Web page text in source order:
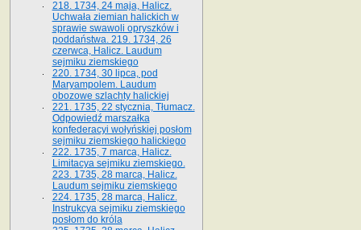
218. 1734, 24 maja, Halicz.
Uchwała ziemian halickich w
sprawie swawoli opryszków i
poddaństwa. 219. 1734, 26
czerwca, Halicz. Laudum
sejmiku ziemskiego
220. 1734, 30 lipca, pod
Maryampolem. Laudum
obozowe szlachty halickiej
221. 1735, 22 stycznia, Tłumacz.
Odpowiedź marszałka
konfederacyi wołyńskiej posłom
sejmiku ziemskiego halickiego
222. 1735, 7 marca, Halicz.
Limitacya sejmiku ziemskiego.
223. 1735, 28 marca, Halicz.
Laudum sejmiku ziemskiego
224. 1735, 28 marca, Halicz.
Instrukcya sejmiku ziemskiego
posłom do króla